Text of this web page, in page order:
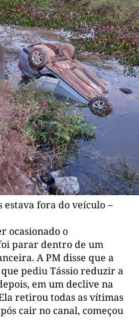
estava fora do veículo –
ocasionado o
parar dentro de um
A PM disse que a
pediu Tássio reduzir a
em um declive na
retirou todas as vítimas
cair no canal, começou